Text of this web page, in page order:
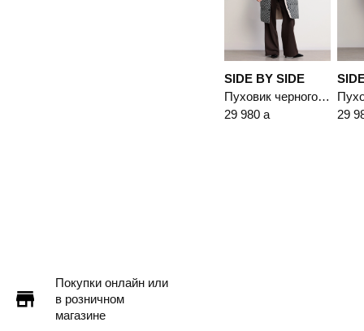
SIDE BY SIDE
Пуховик черного цвета с капюшоном
29 980 a 29
Покупки онлайн или
в розничном
магазине